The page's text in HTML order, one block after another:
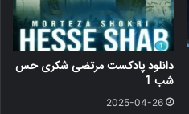
دانلود پادکست مرتضی شکری حس
شب 1
2025-04-26